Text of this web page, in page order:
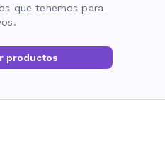
que tenemos para
productos